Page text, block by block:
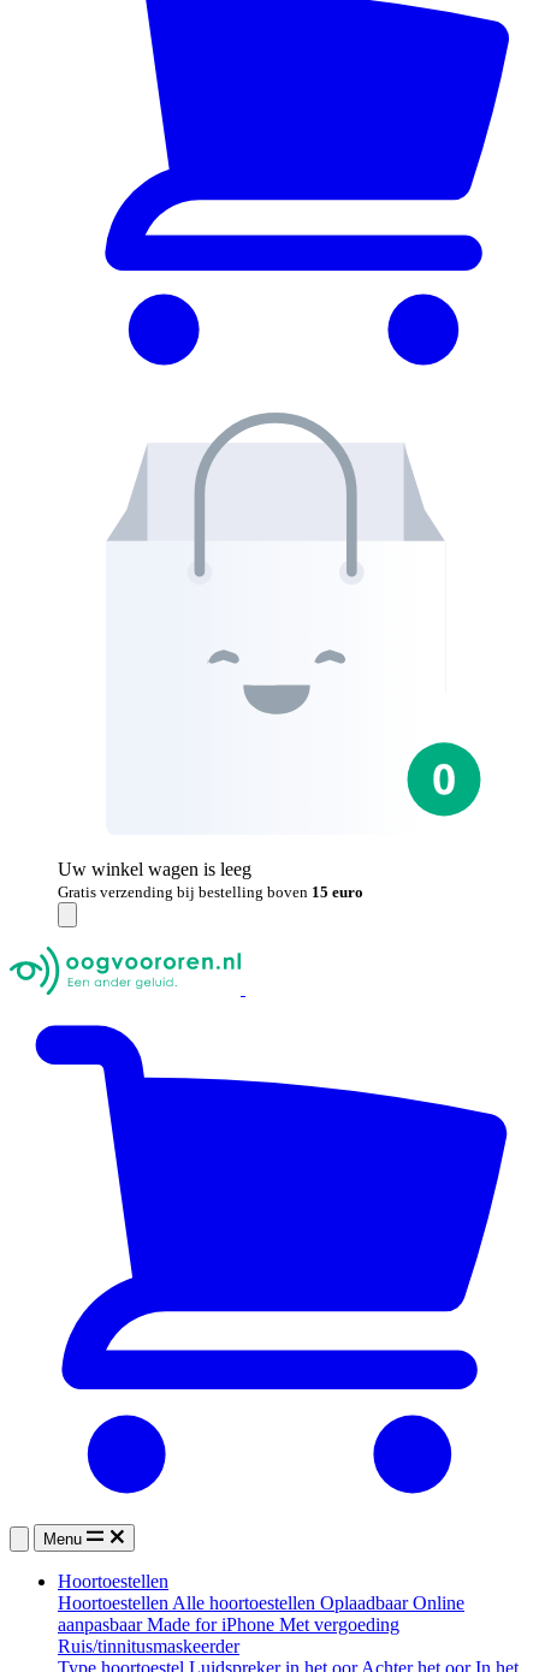
Uw winkel wagen is leeg
Gratis verzending bij bestelling boven 15 euro
Menu
Hoortoestellen
Hoortoestellen Alle hoortoestellen OplaadbaarOnline
aanpasbaarMade for iPhone Met vergoeding
Ruis/tinnitusmaskeerder
Type hoortoestel Luidspreker in het oor Achter het oorIn het